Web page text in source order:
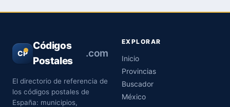
CP
Códigos
Postales
.com
El directorio de referencia de
los códigos postales de
España: municipios,
EXPLORAR
Inicio
Provincias
Buscador
México